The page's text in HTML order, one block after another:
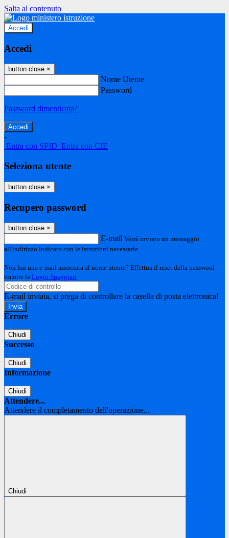
Salta al contenuto
Accedi
Accedi
button close ×
Nome Utente
Password
Password dimenticata?
-
Entra con SPID Entra con CIE
Seleziona utente
button close ×
Recupero password
button close ×
E-mail Verrà inviato un messaggio
all'indirizzo indicato con le istruzioni necessarie.
Non hai una e-mail associata al nome utente? Effettua il reset della password
tramite la Login Spaggiari
E-mail inviata, si prega di controllare la casella di posta elettronica!
Errore
Chiudi
Successo
Chiudi
Informazione
Chiudi
Attendere...
Attendere il completamento dell'operazione...
Chiudi